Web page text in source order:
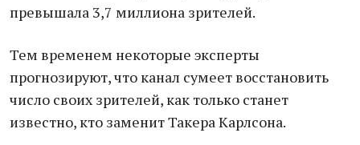
превышала 3,7 миллиона зрителей.
Тем временем некоторые эксперты
прогнозируют, что канал сумеет восстановить
число своих зрителей, как только станет
известно, кто заменит Такера Карлсона.